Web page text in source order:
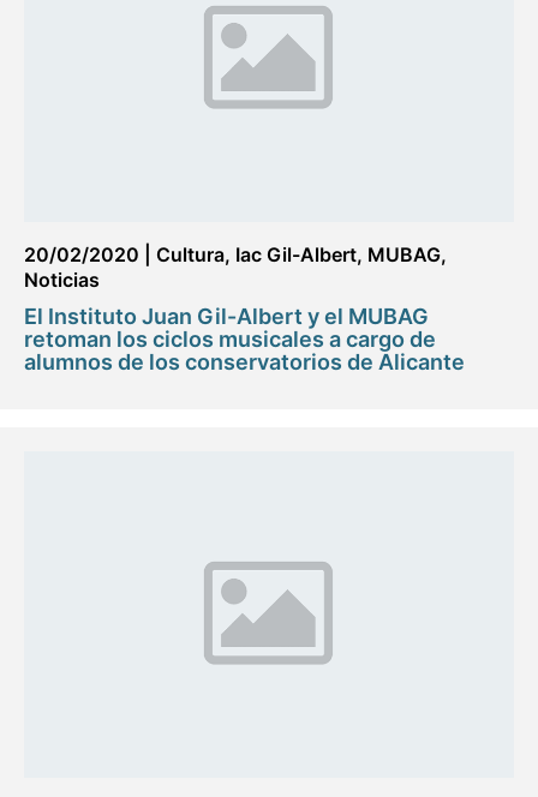
20/02/2020 Cultura, Iac Gil-Albert, MUBAG,
Noticias
El Instituto Juan Gil-Albert y el MUBAG
retoman los ciclos musicales a cargo de
alumnos de los conservatorios de Alicante